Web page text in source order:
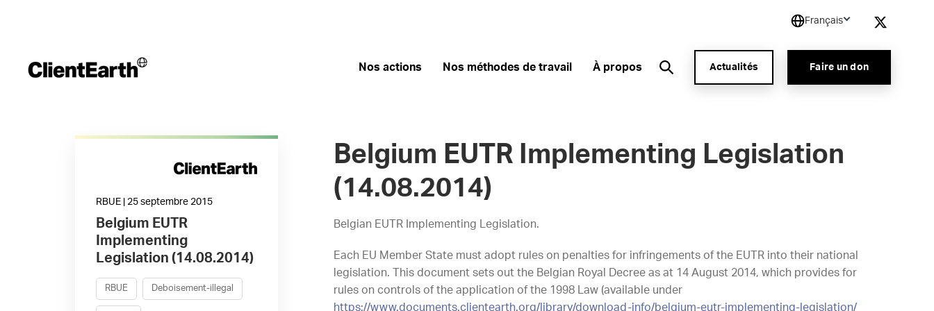
Français
Nos actions Nos méthodes de travail À propos Actualités Faire un don
RBUE | 25 septembre 2015
Belgium EUTR
Implementing
Legislation (14.08.2014)
RBUE Deboisement-illegal
Belgium EUTR Implementing Legislation
(14.08.2014)
Belgian EUTR Implementing Legislation.
Each EU Member State must adopt rules on penalties for infringements of the EUTR into their national
legislation. This document sets out the Belgian Royal Decree as at 14 August 2014, which provides for
rules on controls of the application of the 1998 Law (available under
https://www.documents.clientearth.org/library/download-info/belgium-eutr-implementing-legislation/